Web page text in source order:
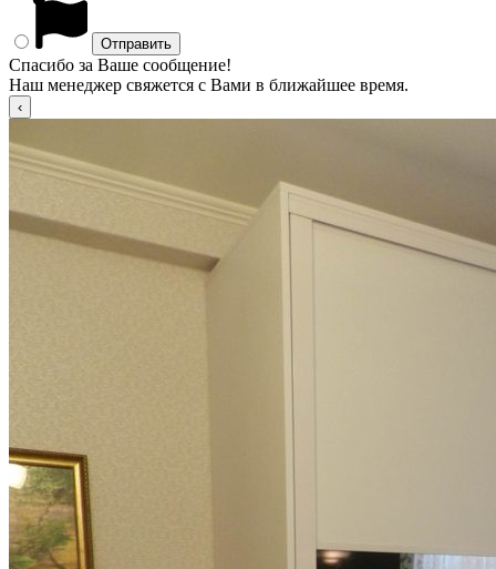
Спасибо за Ваше сообщение!
Наш менеджер свяжется с Вами в ближайшее время.